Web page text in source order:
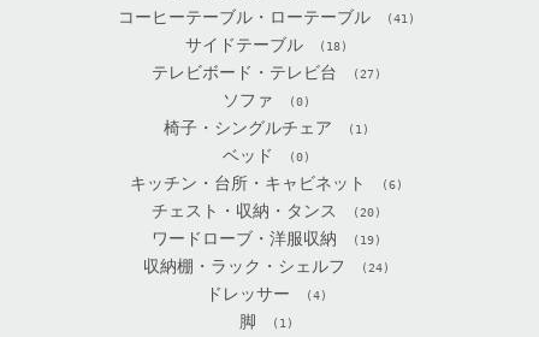
コーヒーテーブル・ローテーブル (41)
サイドテーブル (18)
テレビボード・テレビ台 (27)
ソファ (0)
椅子・シングルチェア (1)
ベッド (0)
キッチン・台所・キャビネット (6)
チェスト・収納・タンス (20)
ワードローブ・洋服収納 (19)
収納棚・ラック・シェルフ (24)
ドレッサー (4)
脚 (1)